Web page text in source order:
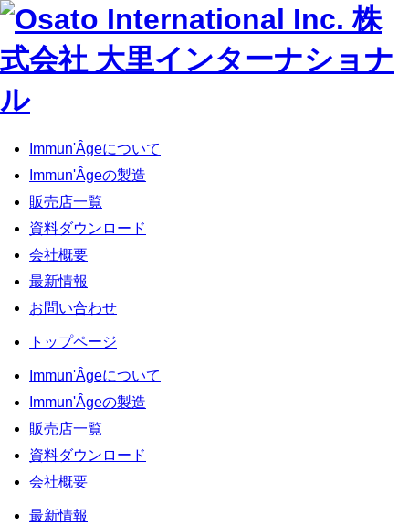
Immun'Âgeについて
Immun'Âgeの製造
販売店一覧
資料ダウンロード
会社概要
最新情報
お問い合わせ
トップページ
Immun'Âgeについて
Immun'Âgeの製造
販売店一覧
資料ダウンロード
会社概要
最新情報